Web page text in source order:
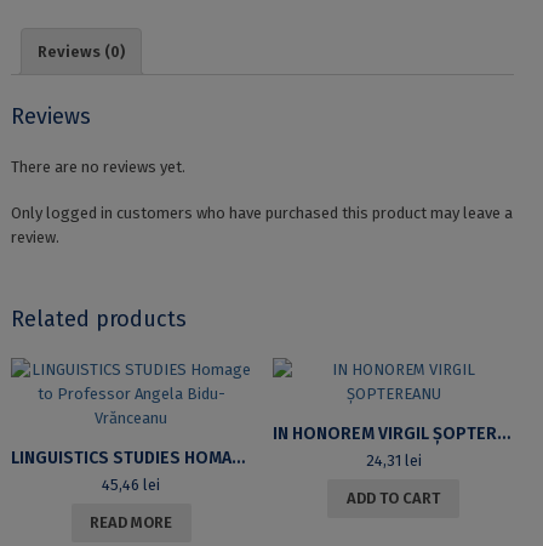
Reviews (0)
Reviews
There are no reviews yet.
Only logged in customers who have purchased this product may leave a
review.
Related products
LINGUISTICS STUDIES HOMAGE TO PROFESSOR ANGELA BIDU-VRĂNCEANU
45,46lei
READ MORE
IN HONOREM VIRGIL ȘOPTEREANU
24,31 lei
ADD TO CART